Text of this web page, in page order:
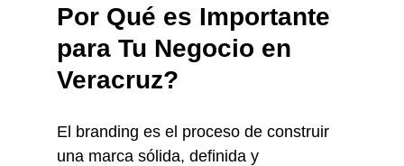
Por Qué es Importante
para Tu Negocio en
Veracruz?
El branding es el proceso de construir
una marca sólida, definida y